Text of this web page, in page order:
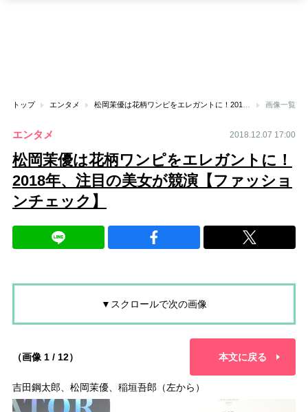
トップ エンタメ 画像一覧
エンタメ 2018.12.07 17:00
松岡茉優は花柄ワンピをエレガントに！
2018年、注目の美女が競演【ファッショ
ンチェック】
▼スクロールで次の画像
（画像 1 / 12） 本文に戻る
吉田鋼太郎、松岡茉優、稲垣吾郎（左から）